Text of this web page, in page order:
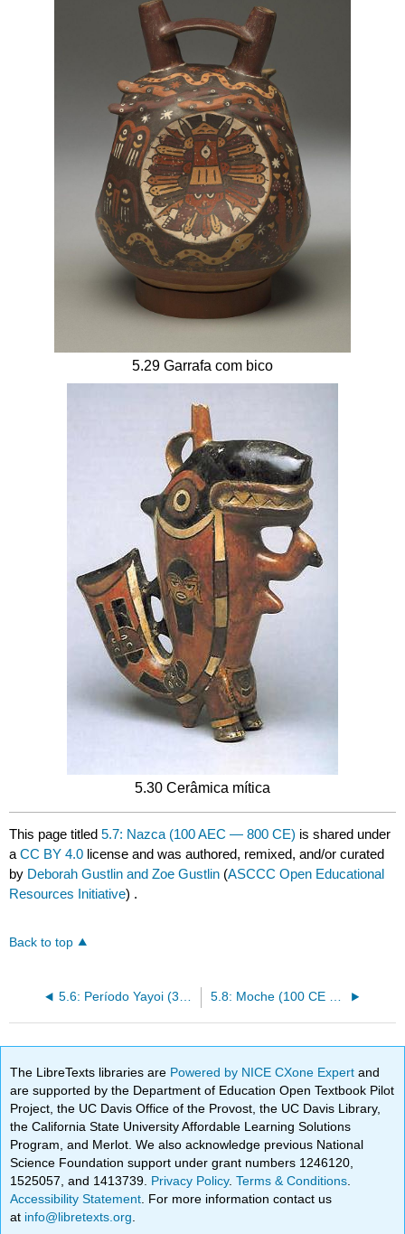
5.29 Garrafa com bico
5.30 Cerâmica mítica
This page titled5.7: Nazca (100 AEC — 800 CE) is shared under
aCC BY 4.0 license and was authored, remixed, and/or curated
by Deborah Gustlin and Zoe Gustlin (ASCCC Open Educational
Resources Initiative) .
Back to top
The LibreTexts libraries are Powered by NICE CXone Expertand
are supported by the Department of Education Open Textbook Pilot
Project, the UC Davis Office of the Provost, the UC Davis Library,
the California State University Affordable Learning Solutions
Program, and Merlot. We also acknowledge previous National
Science Foundation support under grant numbers 1246120,
1525057, and 1413739. Privacy Policy.Terms & Conditions
Accessibility Statement . For more information contact us
at info@libretexts.org